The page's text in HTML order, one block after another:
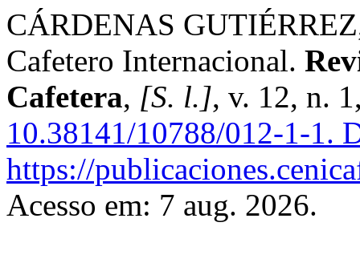
CÁRDENAS
Cafetero Internacional.
Cafetera, [S. l.], v. 12, n.
10.38141/10788/012-1-1.
https://
Acesso em: 7 aug. 2026.